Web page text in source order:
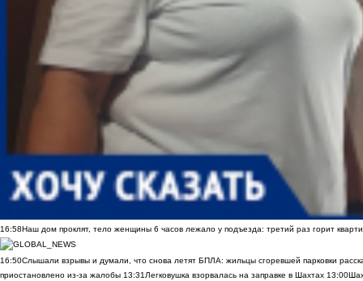
16:58Наш дом проклят, тело женщины 6 часов лежало у подъезда: третий раз горит
16:50Слышали взрывы и думали, что снова летят БПЛА: жильцы сгоревшей парковки
приостановлено из-за жалобы 13:31Легковушка взорвалась на заправке в Шахтах 13:00